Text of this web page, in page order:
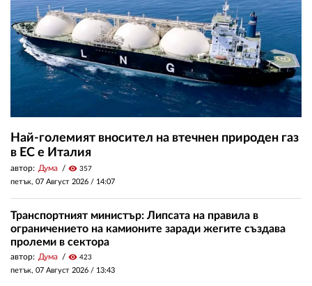
Най-големият вносител на втечнен природен газ
в ЕС е Италия
автор: Дума visibility 357
петък, 07 Август 2026 / 14:07
Транспортният министър: Липсата на правила в
ограничението на камионите заради жегите създава
пролеми в сектора
автор: Дума visibility 423
петък, 07 Август 2026 / 13:43